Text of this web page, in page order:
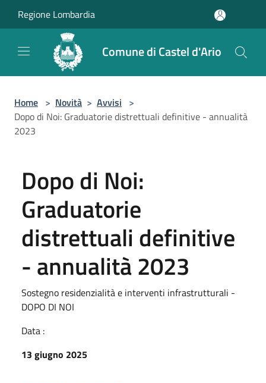
Regione Lombardia
Comune di Castel d'Ario
Home > Novità > Avvisi >
Dopo di Noi: Graduatorie distrettuali definitive - annualità
2023
Dopo di Noi:
Graduatorie
distrettuali definitive
- annualità 2023
Sostegno residenzialità e interventi infrastrutturali -
DOPO DI NOI
Data :
13 giugno 2025